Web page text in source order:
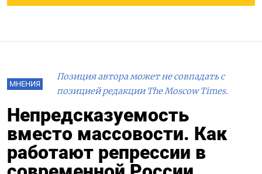
МНЕНИЯ
Позиция автора может не совпадать с
позицией редакции The Moscow Times.
Непредсказуемость
вместо массовости. Как
работают репрессии в